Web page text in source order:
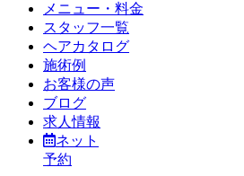
メニュー・料金
スタッフ一覧
ヘアカタログ
施術例
お客様の声
ブログ
求人情報
ネット
予約